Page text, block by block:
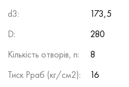
d3:
173,5
D:
280
Кількість отворів, n:
8
Тиск Рраб (кг/см2):
16